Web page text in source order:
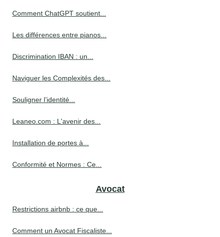
Comment ChatGPT soutient...
Les différences entre pianos...
Discrimination IBAN : un...
Naviguer les Complexités des...
Souligner l’identité...
Leaneo.com : L'avenir des...
Installation de portes à...
Conformité et Normes : Ce...
Avocat
Restrictions airbnb : ce que...
Comment un Avocat Fiscaliste...